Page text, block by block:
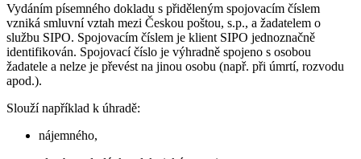
Vydáním písemného dokladu s přiděleným spojovacím číslem
vzniká smluvní vztah mezi Českou poštou, s.p., a žadatelem o
službu SIPO. Spojovacím číslem je klient SIPO jednoznačně
identifikován. Spojovací číslo je výhradně spojeno s osobou
žadatele a nelze je převést na jinou osobu (např. při úmrtí, rozvodu
apod.).
Slouží například k úhradě:
nájemného,